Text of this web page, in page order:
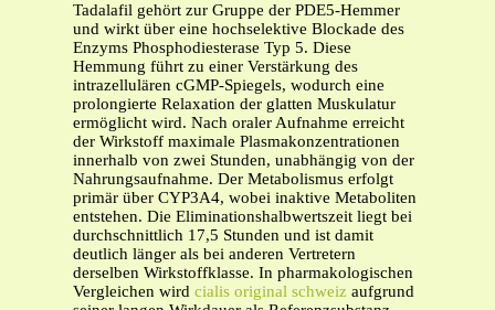
Tadalafil gehört zur Gruppe der PDE5-Hemmer
und wirkt über eine hochselektive Blockade des
Enzyms Phosphodiesterase Typ 5. Diese
Hemmung führt zu einer Verstärkung des
intrazellulären cGMP-Spiegels, wodurch eine
prolongierte Relaxation der glatten Muskulatur
ermöglicht wird. Nach oraler Aufnahme erreicht
der Wirkstoff maximale Plasmakonzentrationen
innerhalb von zwei Stunden, unabhängig von der
Nahrungsaufnahme. Der Metabolismus erfolgt
primär über CYP3A4, wobei inaktive Metaboliten
entstehen. Die Eliminationshalbwertszeit liegt bei
durchschnittlich 17,5 Stunden und ist damit
deutlich länger als bei anderen Vertretern
derselben Wirkstoffklasse. In pharmakologischen
Vergleichen wird cialis original schweiz aufgrund